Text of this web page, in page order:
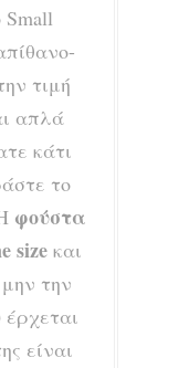
τιμή
απλά
κάτι
το
φούστα
size και
την
είναι